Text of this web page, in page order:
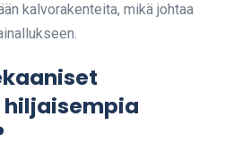
kalvorakenteita, mikä johtaa